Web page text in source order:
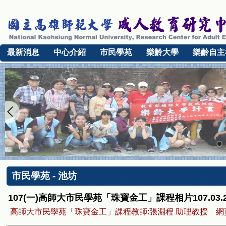
最新消息 中心介紹 市民學苑 樂齡大學 樂齡自
市民學苑 - 池坊
107(一)高師大市民學苑「珠寶金工」課程相片
高師大市民學苑「珠寶金工」課程教師:張淵程 助理教授 網